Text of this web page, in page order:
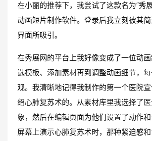
在小丽的推荐下，我尝试了这款名为“秀
动画短片制作软件。登录后我立刻被其
界面所吸引。
在秀展网的平台上我好像变成了一位动
选模板、添加素材再到调整动画细节，
观。我清晰地记得我制作的第一个医院
绍心肺复苏术的。从素材库里我选择了
象，然后在编辑页面为他们设置了动作
屏幕上演示心肺复苏术时，那种紧迫感